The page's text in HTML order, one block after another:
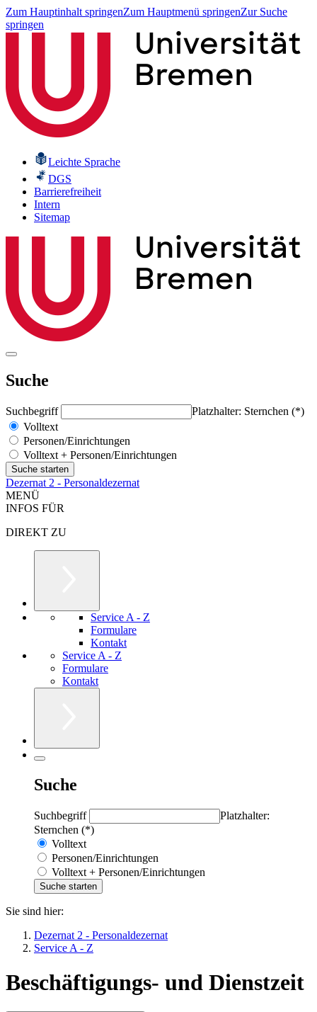
Zum Hauptinhalt springenZum Hauptmenü springenZur Suche
springen
Leichte Sprache
DGS
Barrierefreiheit
Intern
Sitemap
Suche
Suchbegriff
Platzhalter: Sternchen (*)
Volltext
Personen/Einrichtungen
Volltext + Personen/Einrichtungen
Dezernat 2 - Personaldezernat
MENÜ
INFOS FÜR
DIREKT ZU
Service A - Z
Formulare
Kontakt
Service A - Z
Formulare
Kontakt
Suche
Suchbegriff
Platzhalter:
Sternchen (*)
Volltext
Personen/Einrichtungen
Volltext + Personen/Einrichtungen
Sie sind hier:
Dezernat 2 - Personaldezernat
Service A - Z
Beschäftigungs- und Dienstzeit